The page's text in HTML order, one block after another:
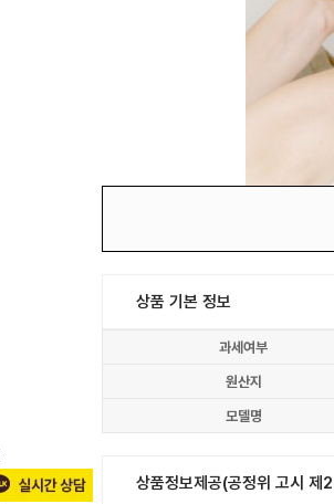
상품 기본 정보
과세여부
원산지
모델명
상품정보제공(공정위 고시